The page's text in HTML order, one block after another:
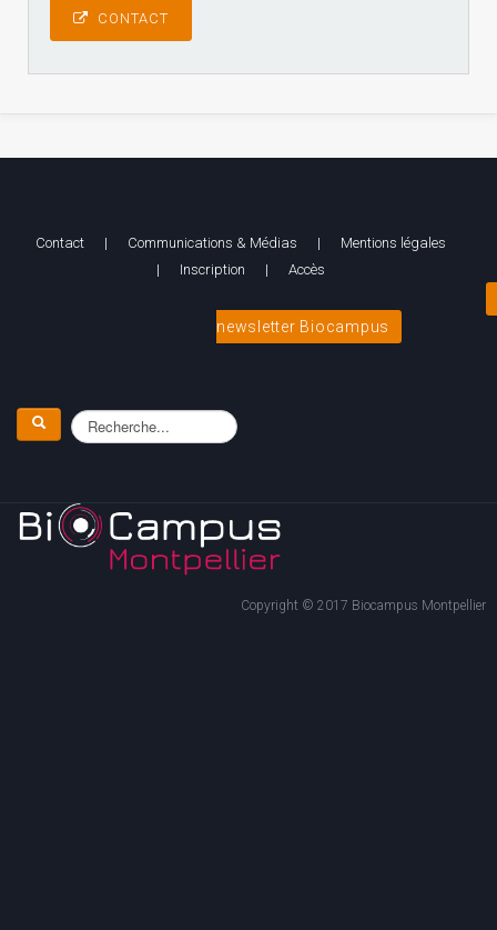
CONTACT
Contact| Communications & Médias | Mentions légales
| Inscription | Accès
newsletter Biocampus
Copyright © 2017 Biocampus Montpellier